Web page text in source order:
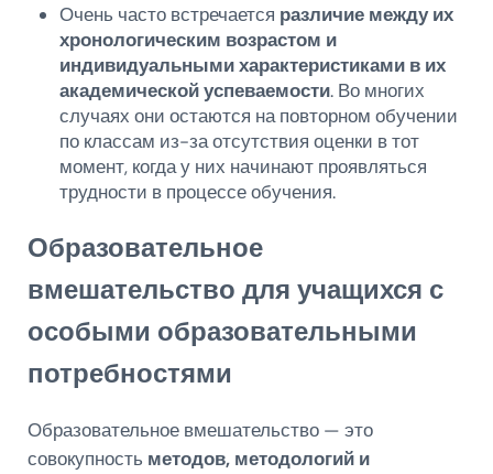
Очень часто встречается различие между их
хронологическим возрастом и
индивидуальными характеристиками в их
академической успеваемости. Во многих
случаях они остаются на повторном обучении
по классам из-за отсутствия оценки в тот
момент, когда у них начинают проявляться
трудности в процессе обучения.
Образовательное
вмешательство для учащихся с
особыми образовательными
потребностями
Образовательное вмешательство — это
совокупность методов, методологий и